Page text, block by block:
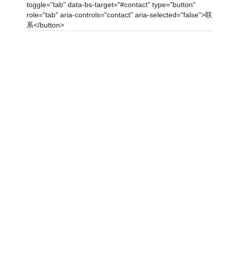
toggle="tab" data-bs-target="#contact" type="button"
role="tab" aria-controls="contact" aria-selected="false">联
系</button>